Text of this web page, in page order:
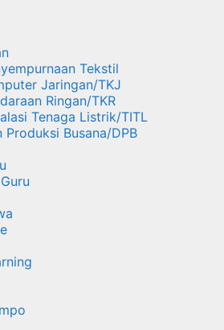
Tekstil
Jaringan/TKJ
Ringan/TKR
Tenaga Listrik/TITL
Produksi Busana/DPB